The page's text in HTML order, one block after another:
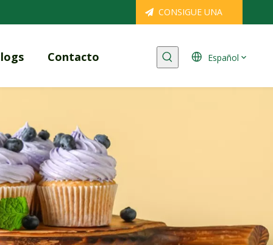
CONSIGUE UNA
Contacto Español